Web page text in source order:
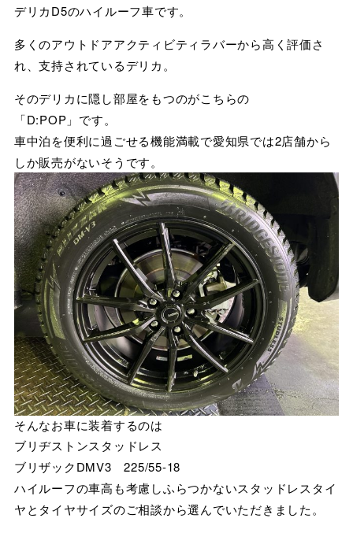
デリカD5のハイルーフ車です。
多くのアウトドアアクティビティラバーから高く評価さ
れ、支持されているデリカ。
そのデリカに隠し部屋をもつのがこちらの
「D:POP」です。
車中泊を便利に過ごせる機能満載で愛知県では2店舗から
しか販売がないそうです。
そんなお車に装着するのは
ブリヂストンスタッドレス
ブリザックDMV3 225/55-18
ハイルーフの車高も考慮しふらつかないスタッドレスタイ
ヤとタイヤサイズのご相談から選んでいただきました。